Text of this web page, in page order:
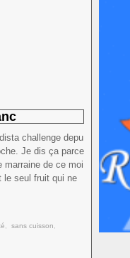
challenge depu
Je dis ça parce
marraine de ce moi
le seul fruit qui ne
sans cuisson